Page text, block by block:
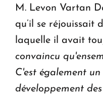
M. Levon Vartan
qu’il se réjouissait
laquelle il avait
convaincu
C'est également
développement